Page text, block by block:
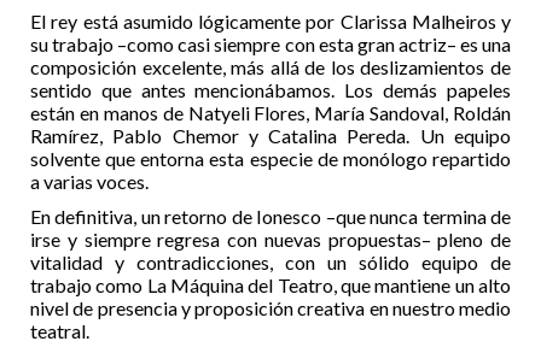
El rey está asumido lógicamente por Clarissa Malheiros y
su trabajo –como casi siempre con esta gran actriz– es una
composición excelente, más allá de los deslizamientos de
sentido que antes mencionábamos. Los demás papeles
están en manos de Natyeli Flores, María Sandoval, Roldán
Ramírez, Pablo Chemor y Catalina Pereda. Un equipo
solvente que entorna esta especie de monólogo repartido
a varias voces.
En definitiva, un retorno de Ionesco –que nunca termina de
irse y siempre regresa con nuevas propuestas– pleno de
vitalidad y contradicciones, con un sólido equipo de
trabajo como La Máquina del Teatro, que mantiene un alto
nivel de presencia y proposición creativa en nuestro medio
teatral.